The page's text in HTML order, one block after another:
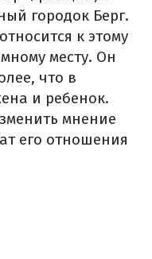
городок Берг.
к этому
месту. Он
что в
и ребенок.
мнение
его отношения